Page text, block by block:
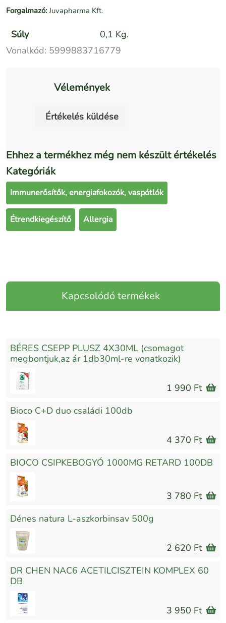
Forgalmazó: Juvapharma Kft.
Súly
0,1 Kg.
Vonalkód: 5999883716779
Vélemények
Értékelés küldése
Ehhez a termékhez még nem készült értékelés
Kategóriák
Immunerősítők, energiafokozók, vaspótlók
Étrendkiegészítő Allergia
Kapcsolódó termékek
BÉRES CSEPP PLUSZ 4X30ML (csomagot
megbontjuk,az ár 1db30ml-re vonatkozik)
1 990 Ft
Bioco C+D duo családi 100db
4 370 Ft
BIOCO CSIPKEBOGYÓ 1000MG RETARD 100DB
3 780 Ft
Dénes natura L-aszkorbinsav 500g
2 620 Ft
DR CHEN NAC6 ACETILCISZTEIN KOMPLEX 60
DB
3 950 Ft